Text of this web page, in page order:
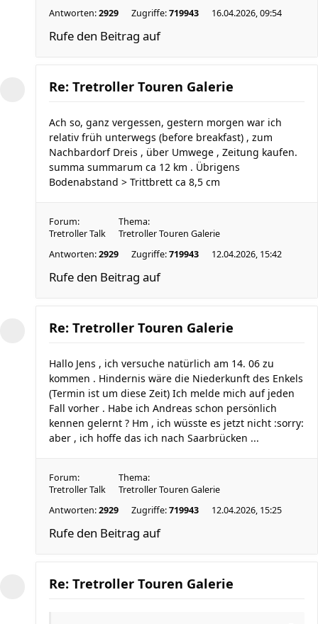
Antworten:2929 Zugriffe:719943 16.04.2026, 09:54
Rufe den Beitrag auf
Re: Tretroller Touren Galerie
Ach so, ganz vergessen, gestern morgen war ich
relativ früh unterwegs (before breakfast) , zum
Nachbardorf Dreis , über Umwege , Zeitung kaufen.
summa summarum ca 12 km . Übrigens
Bodenabstand > Trittbrett ca 8,5 cm
Forum:
Tretroller Talk
Thema:
Tretroller Touren Galerie
Antworten:2929 Zugriffe:719943 12.04.2026, 15:42
Rufe den Beitrag auf
Re: Tretroller Touren Galerie
Hallo Jens , ich versuche natürlich am 14. 06 zu
kommen . Hindernis wäre die Niederkunft des Enkels
(Termin ist um diese Zeit) Ich melde mich auf jeden
Fall vorher . Habe ich Andreas schon persönlich
kennen gelernt ? Hm , ich wüsste es jetzt nicht :sorry:
aber , ich hoffe das ich nach Saarbrücken ...
Forum:
Tretroller Talk
Thema:
Tretroller Touren Galerie
Antworten:2929 Zugriffe:719943 12.04.2026, 15:25
Rufe den Beitrag auf
Re: Tretroller Touren Galerie